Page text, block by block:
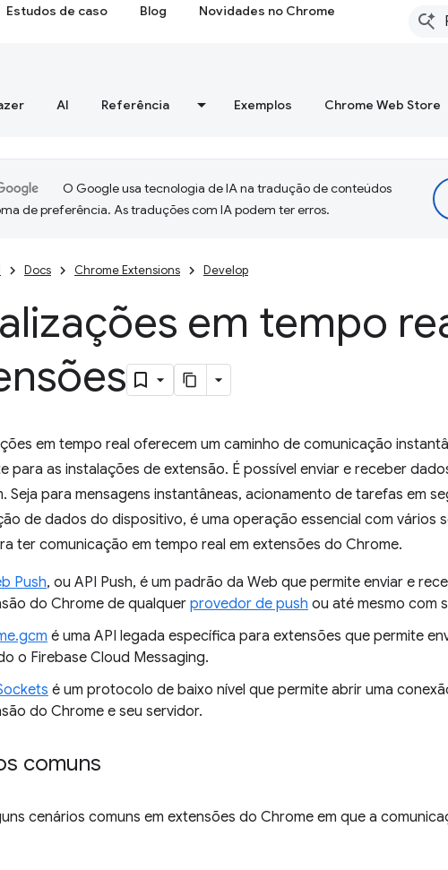
Estudos de caso Blog Novidades no Chrome
AI Referência Exemplos Chrome Web Store
O Google usa tecnologia de IA na tradução de conteúdos
de preferência. As traduções com IA podem ter erros.
Docs Chrome Extensions Develop
em tempo
em tempo real oferecem um caminho de comunicação
para as instalações de extensão. É possível enviar e receber
Seja para mensagens instantâneas, acionamento de tarefas em
de dados do dispositivo, é uma operação essencial com vários
ter comunicação em tempo real em extensões do Chrome.
Push, ou API Push, é um padrão da Web que permite enviar e
do Chrome de qualquerprovedor de push ou até mesmo com
é uma API legada específica para extensões que permite
o Firebase Cloud Messaging.
é um protocolo de baixo nível que permite abrir uma
do Chrome e seu servidor.
comuns
cenários comuns em extensões do Chrome em que a